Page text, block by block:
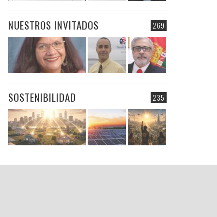
269
NUESTROS INVITADOS
235
SOSTENIBILIDAD